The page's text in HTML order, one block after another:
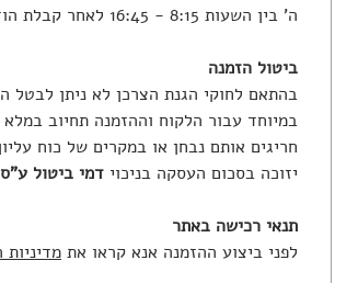
ה' בין השעות 8:15 - 16:45 לאחר קבלת הודעה בווטסאפ שההזמנה מוכנה.
ביטול הזמנה
בהתאם לחוקי הגנת הצרכן לא ניתן לבטל
במיוחד עבור הלקוח וההזמנה תחיוב
חריגים אותם נבחן או במקרים של כוח
יזוכה בסכום העסקה בניכוי דמי ביטול ע"ס 25 ₪
תנאי רכישה באתר
לפני ביצוע ההזמנה אנא קראו את